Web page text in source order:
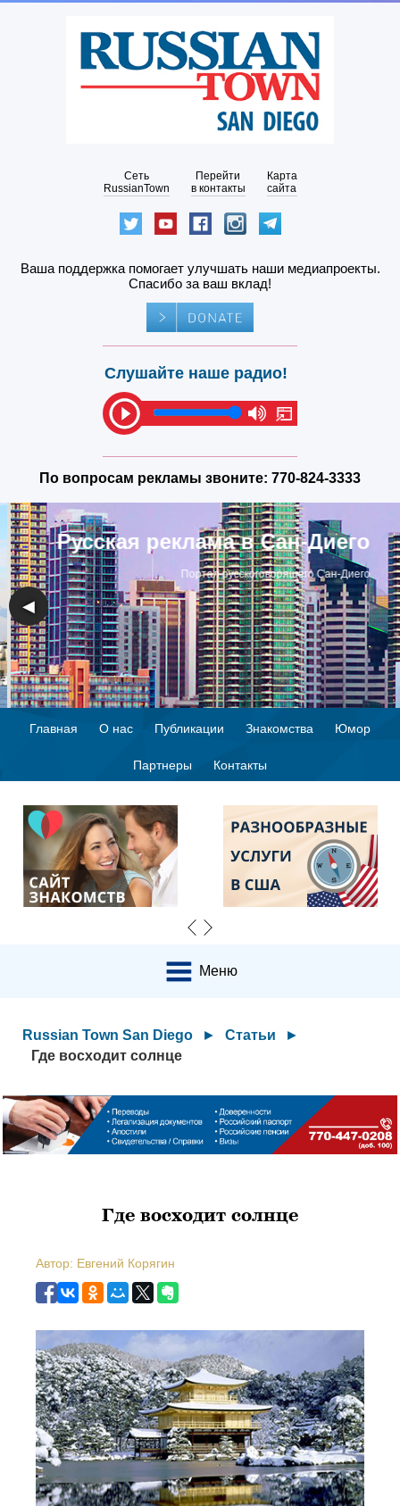
Сеть
RussianTown
Перейти
в контакты
Карта
сайта
Ваша поддержка помогает улучшать наши медиапроекты.
Спасибо за ваш вклад!
Слушайте наше радио!
По вопросам рекламы звоните: 770-824-3333
Русская реклама в Сан-Диего
Портал русскоговорящего Сан-Диего
◀ ▶
Главная О нас Публикации Знакомства Юмор
Партнеры Контакты
Меню
Russian Town San Diego ► Статьи
►
Где восходит солнце
Где восходит солнце
Автор: Евгений Корягин